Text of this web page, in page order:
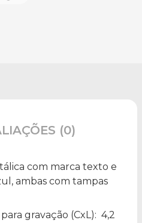
(0)
com marca texto e
ambas com tampas
gravação (CxL): 4,2